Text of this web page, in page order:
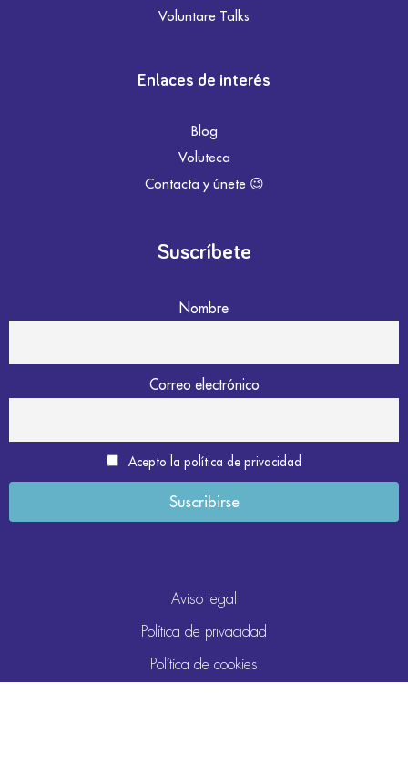
Voluntare Talks
Enlaces de interés
Blog
Voluteca
Contacta y únete 😉
Suscríbete
Nombre
Correo electrónico
Acepto la política de privacidad
Aviso legal
Política de privacidad
Política de cookies